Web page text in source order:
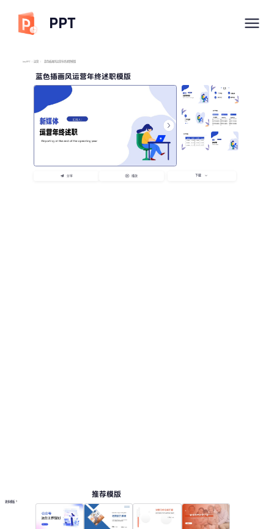
PPT
imyPPT / 运营 / 蓝色插画风运营年终述职模版
蓝色插画风运营年终述职模版
分享 播放 下载
推荐模版
更多模板